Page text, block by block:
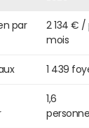
par
2 134 € /
mois
1 439
1,6